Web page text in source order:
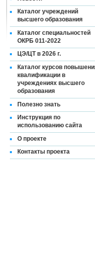
Каталог учреждений
высшего образования
Каталог специальностей
ОКРБ 011-2022
ЦЭ/ЦТ в 2026 г.
Каталог курсов
квалификации в
учреждениях высшего
образования
Полезно знать
Инструкция по
использованию сайта
О проекте
Контакты проекта